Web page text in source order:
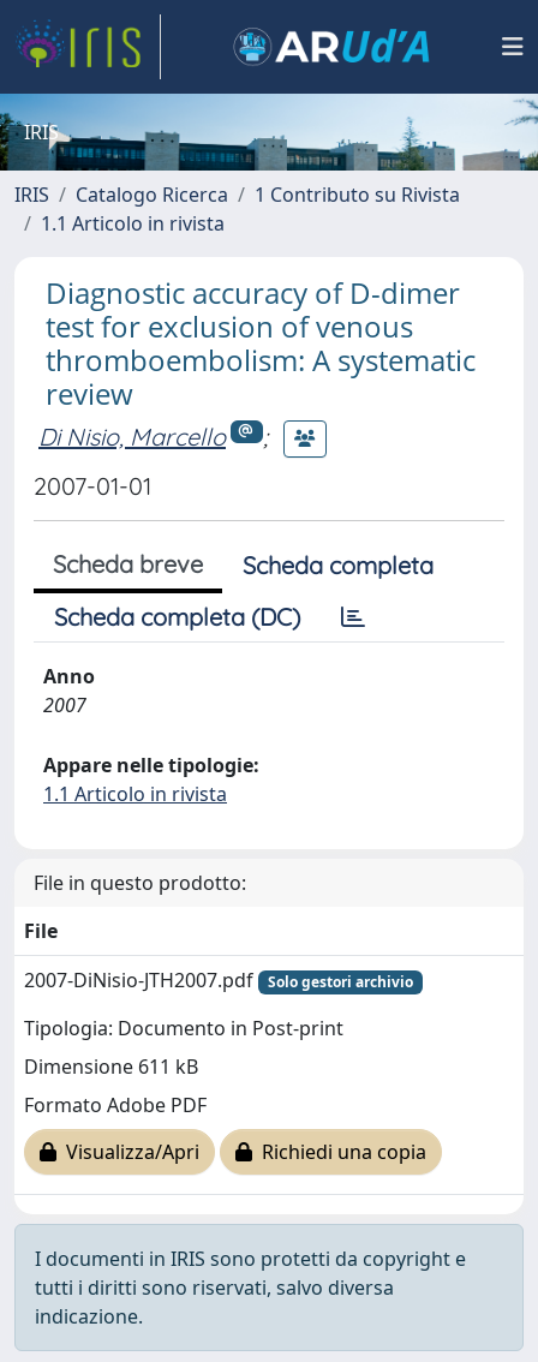
IRIS
IRIS Catalogo Ricerca
1 Contributo su Rivista
1.1 Articolo in rivista
Diagnostic accuracy of D-dimer
test for exclusion of venous
thromboembolism: A systematic
review
Di Nisio, Marcello
;
2007-01-01
Scheda breve
Scheda completa
Scheda completa (DC)
Anno
2007
Appare nelle tipologie:
1.1 Articolo in rivista
File in questo prodotto:
File
2007-DiNisio-JTH2007.pdf
Solo gestori archivio
Tipologia: Documento in Post-print
Dimensione 611 kB
Formato Adobe PDF
Visualizza/Apri
Richiedi una copia
I documenti in IRIS sono protetti da copyright e
tutti i diritti sono riservati, salvo diversa
indicazione.